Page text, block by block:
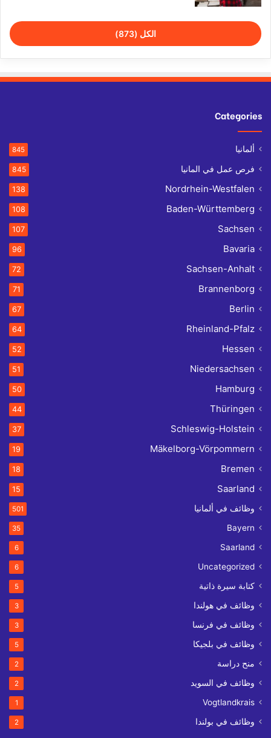
الكل (873)
Categories
ألمانيا 845
فرص عمل في المانيا 845
Nordrhein-Westfalen
138
Baden-Württemberg
108
Sachsen
107
Bavaria
96
Sachsen-Anhalt
72
Brannenborg
71
Berlin
67
Rheinland-Pfalz
64
Hessen
52
Niedersachsen
51
Hamburg
50
Thüringen
44
Schleswig-Holstein
37
Mäkelborg-Vörpommern
19
Bremen
18
Saarland
15
وظائف في ألمانيا 501
Bayern
35
Saarland
6
Uncategorized
6
كتابة سيرة ذاتية 5
وظائف في هولندا 3
وظائف في فرنسا 3
وظائف في بلجيكا 5
منح دراسة 2
وظائف في السويد 2
Vogtlandkrais
1
وظائف في بولندا 2